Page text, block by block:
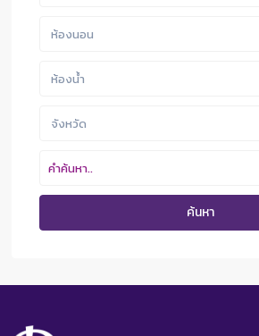
ห้องนอน
ห้องน้ำ
จังหวัด
ค้นหา